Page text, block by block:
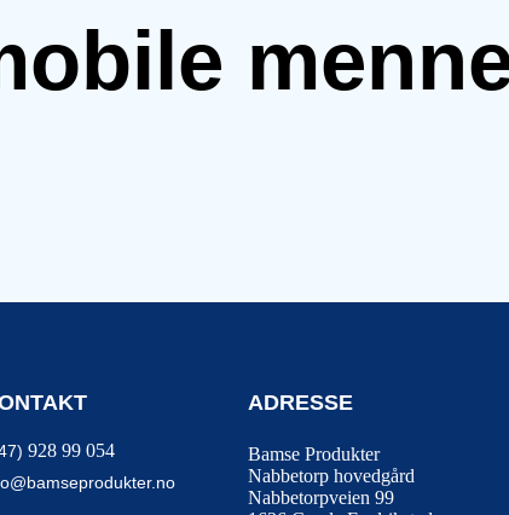
928 99 054
ADRESSE
Bamse Produkter
Nabbetorp hovedgård
Nabbetorpveien 99